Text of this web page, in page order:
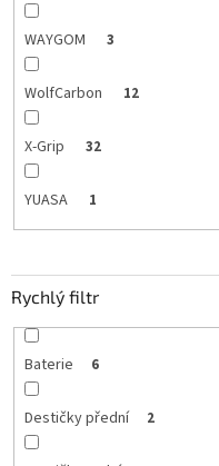
WAYGOM 3
WolfCarbon 12
X-Grip 32
YUASA 1
Rychlý filtr
Baterie 6
Destičky přední 2